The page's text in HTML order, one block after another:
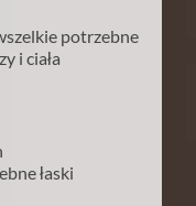
potrzebne
i ciała
łaski